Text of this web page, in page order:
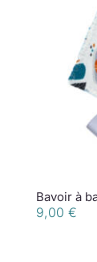
Bavoir à
9,00 €